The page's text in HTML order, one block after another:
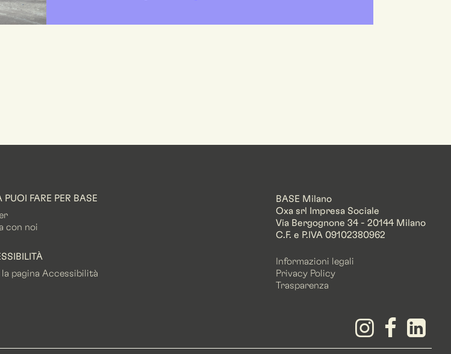
PUOI FARE PER BASE
con noi
pagina Accessibilità
BASE Milano
Oxa srl Impresa Sociale
Via Bergognone 34 - 20144 Milano
C.F. e P.IVA 09102380962
Informazioni legali
Privacy Policy
Trasparenza